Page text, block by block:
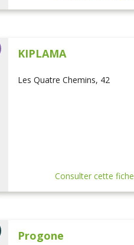
KIPLAMA
Les Quatre Chemins, 42
Consulter cette fiche
Progone